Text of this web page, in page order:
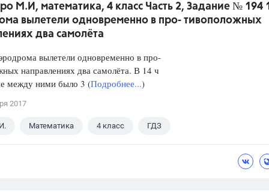
М.И, математика, 4 класс Часть 2, Задание № 194
вылетели одновременно в про- тивоположных
два самолёта
вылетели одновременно в про-
направлениях два самолёта. В 14 ч
между ними было 3 (Подробнее...)
2017
Математика 4 класс ГДЗ